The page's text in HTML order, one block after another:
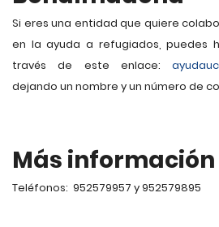
Si eres una entidad que quiere
en la ayuda a refugiados, puedes
través de este enlace:
dejando un nombre y un número de
Más información
Teléfonos: 952579957 y 952579895